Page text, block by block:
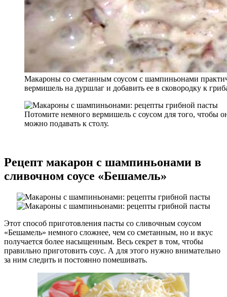
Макароны со сметанным соусом с шампиньонами
вермишель на дуршлаг и добавить ее в сковородку к
Потомите немного вермишель с соусом для того, чтобы
можно подавать к столу.
Рецепт макарон с шампиньонами в
сливочном соусе «Бешамель»
Этот способ приготовления пасты со сливочным соусом
«Бешамель» немного сложнее, чем со сметанным, но и вкус
получается более насыщенным. Весь секрет в том, чтобы
правильно приготовить соус. А для этого нужно внимательно
за ним следить и постоянно помешивать.